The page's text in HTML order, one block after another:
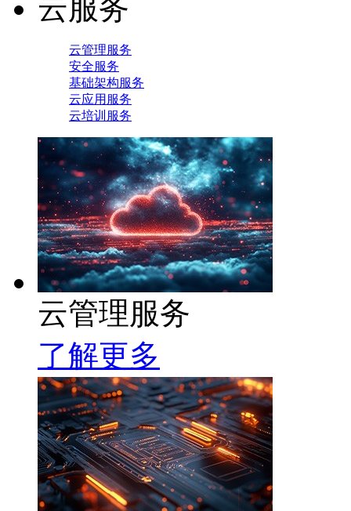
云服务
云管理服务
安全服务
基础架构服务
云应用服务
云培训服务
云管理服务
了解更多